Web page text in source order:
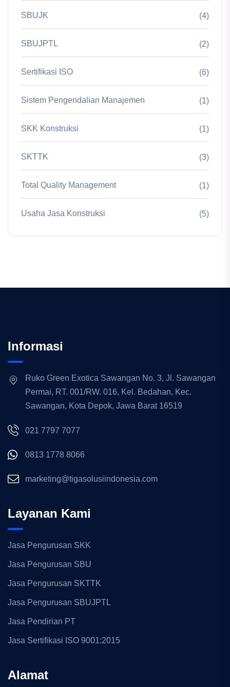
SBUJK (4)
SBUJPTL (2)
Sertifikasi ISO (6)
Sistem Pengendalian Manajemen (1)
SKK Konstruksi (1)
SKTTK (3)
Total Quality Management (1)
Usaha Jasa Konstruksi (5)
Informasi
Ruko Green Exotica Sawangan No. 3, Jl. Sawangan
Permai, RT. 001/RW. 016, Kel. Bedahan, Kec.
Sawangan, Kota Depok, Jawa Barat 16519
021 7797 7077
0813 1778 8066
marketing@tigasolusiindonesia.com
Layanan Kami
Jasa Pengurusan SKK
Jasa Pengurusan SBU
Jasa Pengurusan SKTTK
Jasa Pengurusan SBUJPTL
Jasa Pendirian PT
Jasa Sertifikasi ISO 9001:2015
Alamat